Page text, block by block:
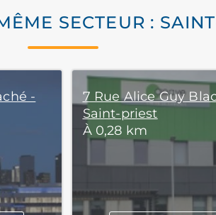
SECTEUR :
-
7 Rue Alice Guy
Saint-priest
À 0,28 km